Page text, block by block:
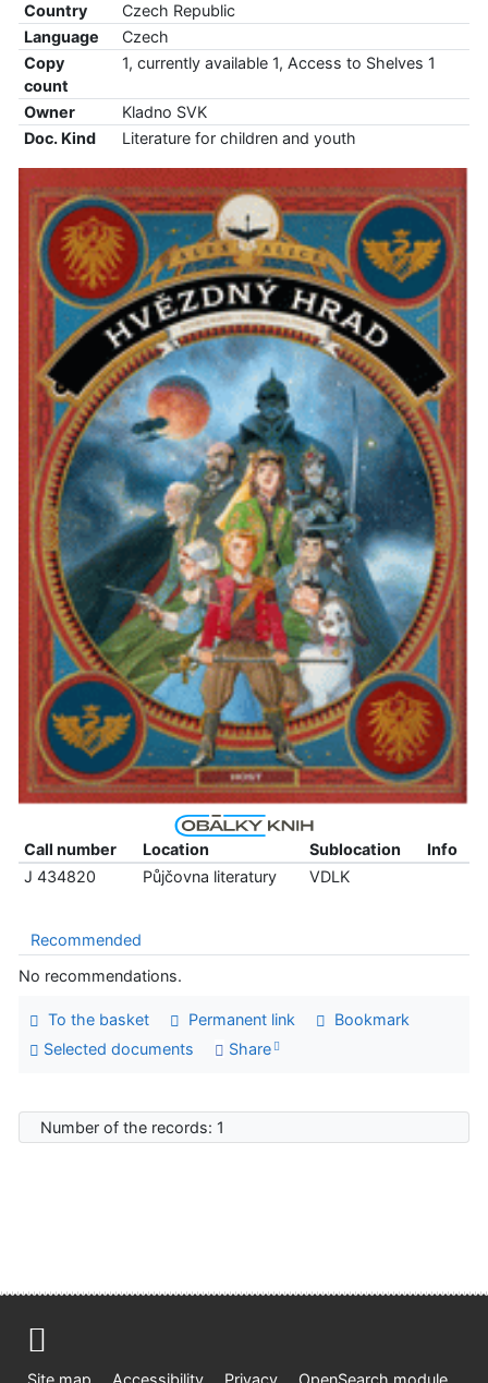
Country
Czech Republic
Language
Czech
Copy
count
1, currently available 1, Access to Shelves 1
Owner
Kladno SVK
Doc. Kind
Literature for children and youth
Call number Location Sublocation
Info
J 434820
Půjčovna literatury VDLK
Recommended
No recommendations.
To the basket Permanent link
Bookmark
Selected documents
Share
Number of the records: 1
Site map Accessibility Privacy OpenSearch module